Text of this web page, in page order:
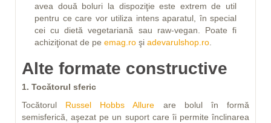
avea două boluri la dispoziţie este extrem de util
pentru ce care vor utiliza intens aparatul, în special
cei cu dietă vegetariană sau raw-vegan. Poate fi
achiziţionat de pe emag.ro şi adevarulshop.ro
Alte formate constructive
1. Tocătorul sferic
Tocătorul Russel Hobbs Allure are bolul în formă
semisferică, aşezat pe un suport care îi permite înclinarea